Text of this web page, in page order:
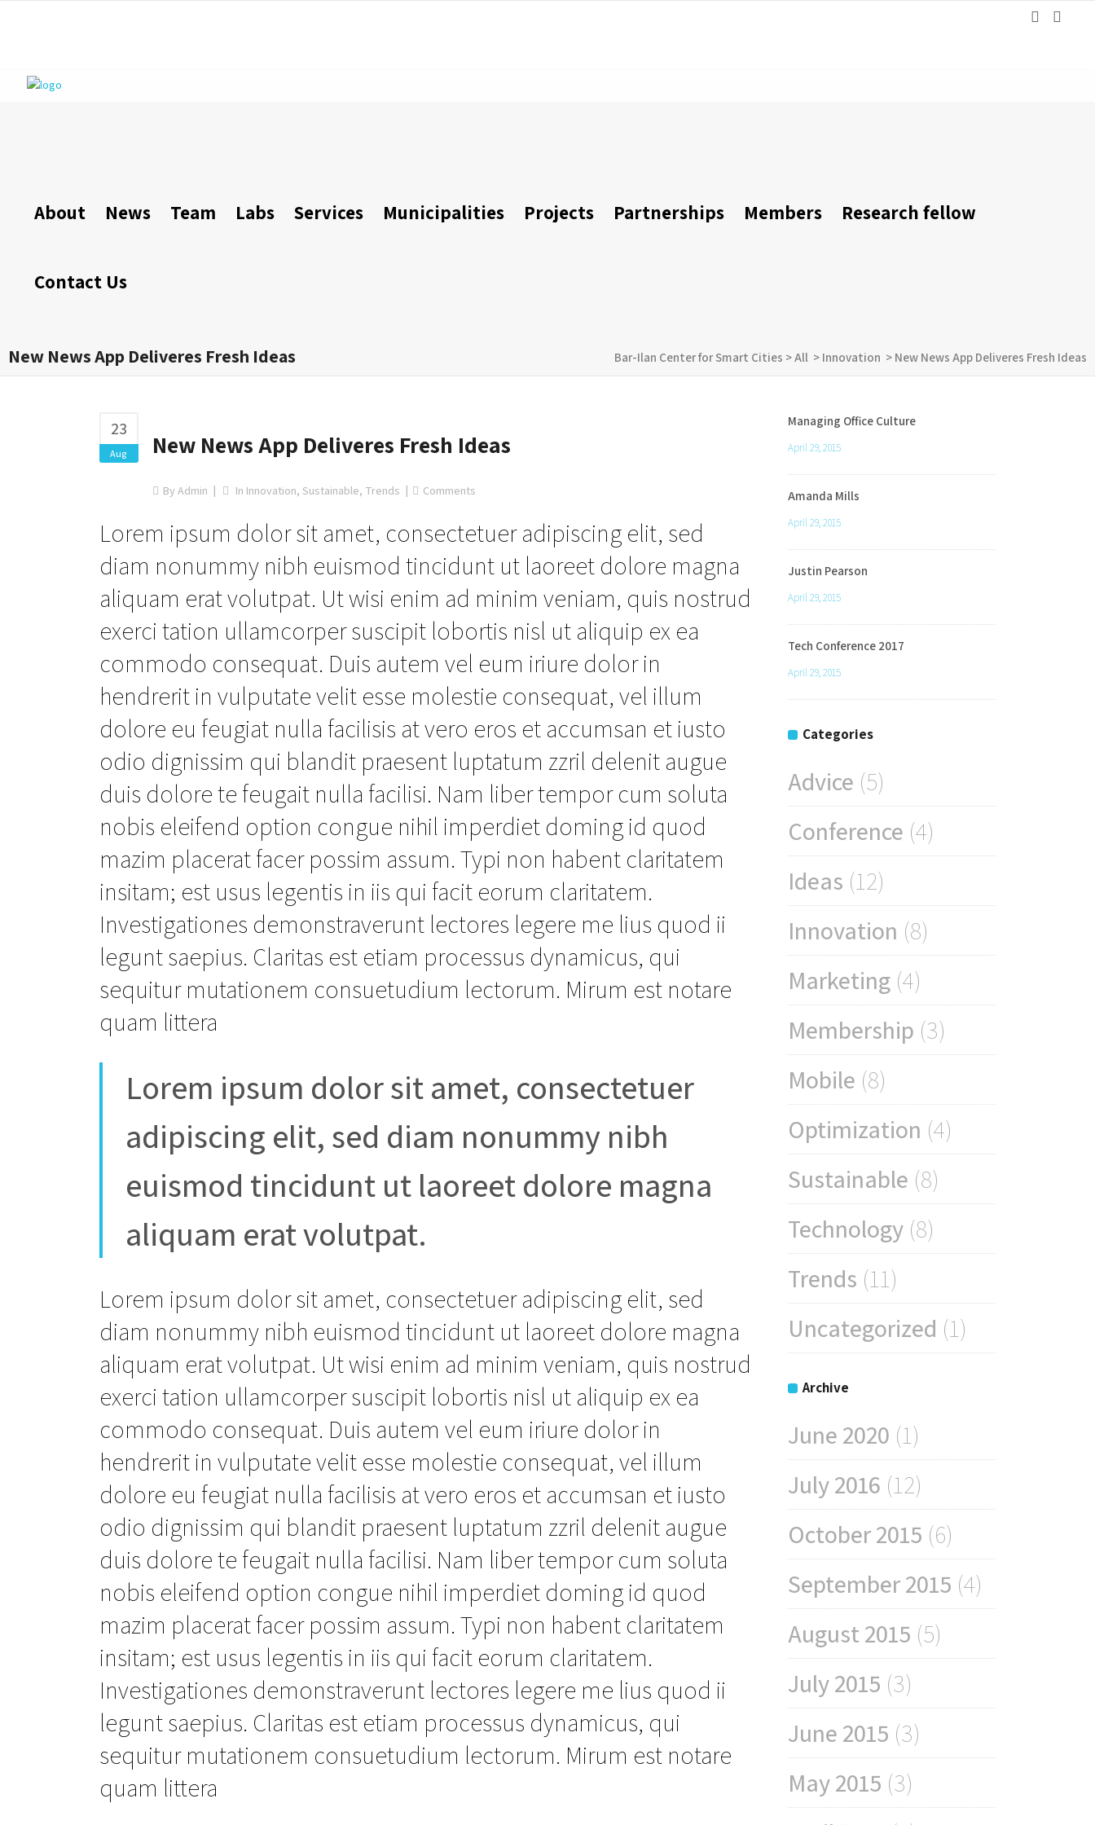
About News Team Labs Services Municipalities Projects Partnerships Members Research fellow
Contact Us
New News App Deliveres Fresh Ideas Bar-Ilan Center for Smart Cities >All > Innovation > New News App Deliveres Fresh Ideas
23
Aug New News App Deliveres Fresh Ideas
By Admin In Innovation, Sustainable, Trends Comments
Lorem ipsum dolor sit amet, consectetuer adipiscing elit, sed
diam nonummy nibh euismod tincidunt ut laoreet dolore magna
aliquam erat volutpat. Ut wisi enim ad minim veniam, quis nostrud
exerci tation ullamcorper suscipit lobortis nisl ut aliquip ex ea
commodo consequat. Duis autem vel eum iriure dolor in
hendrerit in vulputate velit esse molestie consequat, vel illum
dolore eu feugiat nulla facilisis at vero eros et accumsan et iusto
odio dignissim qui blandit praesent luptatum zzril delenit augue
duis dolore te feugait nulla facilisi. Nam liber tempor cum soluta
nobis eleifend option congue nihil imperdiet doming id quod
mazim placerat facer possim assum. Typi non habent claritatem
insitam; est usus legentis in iis qui facit eorum claritatem.
Investigationes demonstraverunt lectores legere me lius quod ii
legunt saepius. Claritas est etiam processus dynamicus, qui
sequitur mutationem consuetudium lectorum. Mirum est notare
quam littera
Lorem ipsum dolor sit amet, consectetuer
adipiscing elit, sed diam nonummy nibh
euismod tincidunt ut laoreet dolore magna
aliquam erat volutpat.
Lorem ipsum dolor sit amet, consectetuer adipiscing elit, sed
diam nonummy nibh euismod tincidunt ut laoreet dolore magna
aliquam erat volutpat. Ut wisi enim ad minim veniam, quis nostrud
exerci tation ullamcorper suscipit lobortis nisl ut aliquip ex ea
commodo consequat. Duis autem vel eum iriure dolor in
hendrerit in vulputate velit esse molestie consequat, vel illum
dolore eu feugiat nulla facilisis at vero eros et accumsan et iusto
odio dignissim qui blandit praesent luptatum zzril delenit augue
duis dolore te feugait nulla facilisi. Nam liber tempor cum soluta
nobis eleifend option congue nihil imperdiet doming id quod
mazim placerat facer possim assum. Typi non habent claritatem
insitam; est usus legentis in iis qui facit eorum claritatem.
Investigationes demonstraverunt lectores legere me lius quod ii
legunt saepius. Claritas est etiam processus dynamicus, qui
sequitur mutationem consuetudium lectorum. Mirum est notare
quam littera
Managing Office Culture
April 29, 2015
Amanda Mills
April 29, 2015
Justin Pearson
April 29, 2015
Tech Conference 2017
April 29, 2015
Categories
Advice (5)
Conference (4)
Ideas (12)
Innovation (8)
Marketing (4)
Membership (3)
Mobile (8)
Optimization (4)
Sustainable (8)
Technology (8)
Trends (11)
Uncategorized (1)
Archive
June 2020 (1)
July 2016 (12)
October 2015 (6)
September 2015 (4)
August 2015 (5)
July 2015 (3)
June 2015 (3)
May 2015 (3)